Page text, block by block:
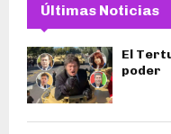
Últimas Noticias
El
poder